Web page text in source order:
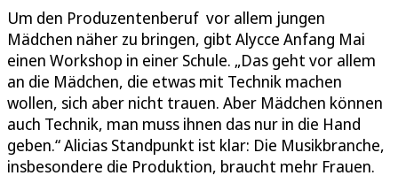
Um den Produzentenberuf vor allem jungen
Mädchen näher zu bringen, gibt Alycce Anfang Mai
einen Workshop in einer Schule. „Das geht vor allem
an die Mädchen, die etwas mit Technik machen
wollen, sich aber nicht trauen. Aber Mädchen können
auch Technik, man muss ihnen das nur in die Hand
geben.“ Alicias Standpunkt ist klar: Die Musikbranche,
insbesondere die Produktion, braucht mehr Frauen.